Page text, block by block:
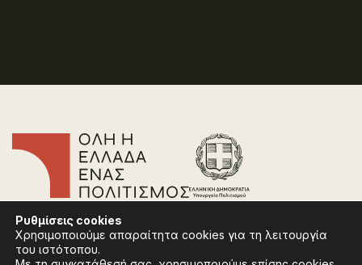
Συχνές Ερωτήσεις
Πολιτική Απορρήτου
Όροι Χρήσης
Ρυθμίσεις cookies
Χρησιμοποιούμε απαραίτητα cookies για τη λειτουργία
του ιστότοπου.